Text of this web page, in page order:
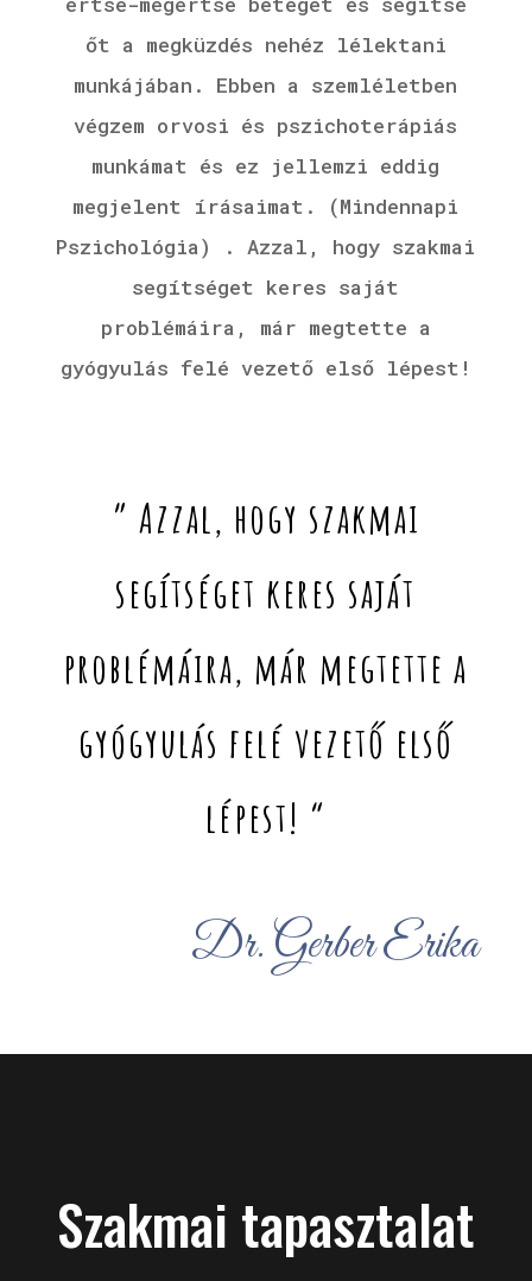
őt a megküzdés nehéz lélektani
munkájában. Ebben a szemléletben
végzem orvosi és pszichoterápiás
munkámat és ez jellemzi eddig
megjelent írásaimat. (Mindennapi
Pszichológia) . Azzal, hogy szakmai
segítséget keres saját
problémáira, már megtette a
gyógyulás felé vezető első lépest!
” Azzal, hogy szakmai
segítséget keres saját
problémáira, már megtette a
gyógyulás felé vezető első
lépest! “
Dr. Gerber Erika
Szakmai tapasztalat